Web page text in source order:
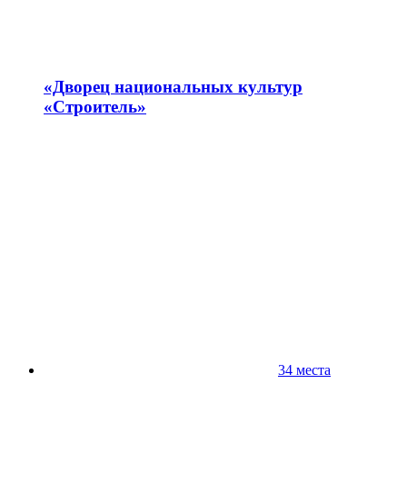
«Дворец национальных культур
«Строитель»
34 места